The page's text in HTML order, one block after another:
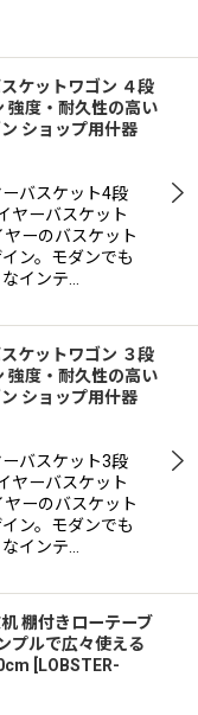
ケットワゴン ４段
強度・耐久性の高い
ショップ用什器
バスケット4段
ヤーバスケット
ーのバスケット
ン。モダンでも
インテ…
ケットワゴン ３段
強度・耐久性の高い
ショップ用什器
バスケット3段
ヤーバスケット
ーのバスケット
ン。モダンでも
インテ…
棚付きローテーブ
プルで広々使える
LOBSTER-